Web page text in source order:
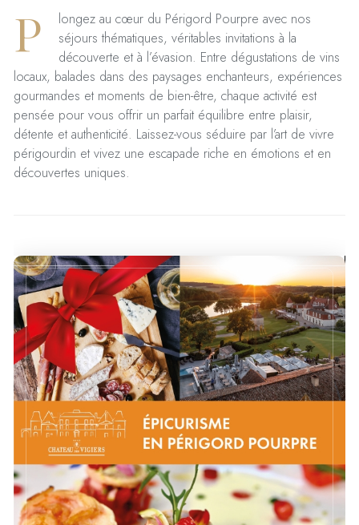
P
longez au cœur du Périgord Pourpre avec nos
séjours thématiques, véritables invitations à la
découverte et à l’évasion. Entre dégustations de vins
locaux, balades dans des paysages enchanteurs, expériences
gourmandes et moments de bien-être, chaque activité est
pensée pour vous offrir un parfait équilibre entre plaisir,
détente et authenticité. Laissez-vous séduire par l’art de vivre
périgourdin et vivez une escapade riche en émotions et en
découvertes uniques.
Venez vivre une expérience d'oenotourisme
inoubliable en Périgord !
DÉCOUVRIR !